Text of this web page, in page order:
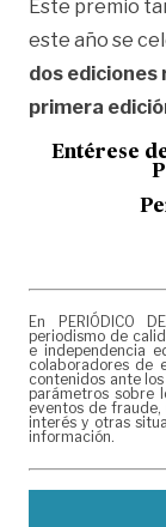
Este premio
este año se
dos ediciones
primera
Entérese
En PERIÓDICO
periodismo de
e independencia
colaboradores de
contenidos ante
parámetros sobre
eventos de
interés y otras
información.